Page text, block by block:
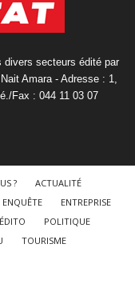
divers secteurs édité par
Amara - Adresse : 1,
Fax : 044 11 03 07
?
ACTUALITÉ
ENQUÊTE
ENTREPRISE
POLITIQUE
TOURISME